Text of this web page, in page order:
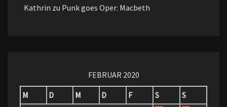
Kathrin zu Punk goes Oper: Macbeth
FEBRUAR 2020
M
D M D F S
S